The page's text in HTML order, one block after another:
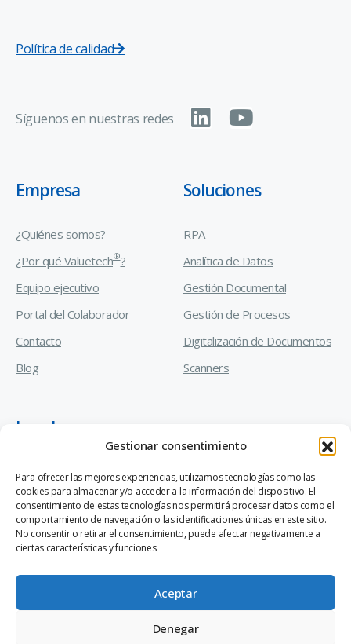
Gestionar consentimiento
Para ofrecer las mejores experiencias, utilizamos tecnologías como las
cookies para almacenar y/o acceder a la información del dispositivo. El
consentimiento de estas tecnologías nos permitirá procesar datos como el
comportamiento de navegación o las identificaciones únicas en este sitio.
No consentir o retirar el consentimiento, puede afectar negativamente a
ciertas características y funciones.
Aceptar
Denegar
Política de calidad
Síguenos en nuestras redes
Empresa
¿Quiénes somos?
¿Por qué Valuetech®?
Equipo ejecutivo
Portal del Colaborador
Contacto
Blog
Soluciones
RPA
Analítica de Datos
Gestión Documental
Gestión de Procesos
Digitalización de Documentos
Scanners
Legal
Manual de Prevención de Delitos
Código de Ética y Conducta Empresarial
Canal de Denuncias Ley 20.393
® S.A. - A Ricoh Company